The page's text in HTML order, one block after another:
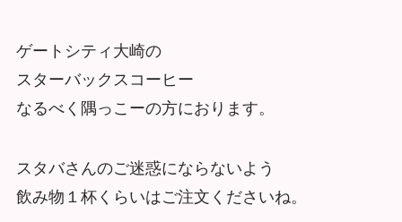
ゲートシティ大崎の
スターバックスコーヒー
なるべく隅っこーの方におります。
スタバさんのご迷惑にならないよう
飲み物１杯くらいはご注文くださいね。